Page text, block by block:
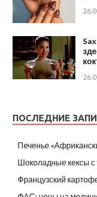
ПОСЛЕДНИЕ
Печенье
Шоколадные кексы с
Французский